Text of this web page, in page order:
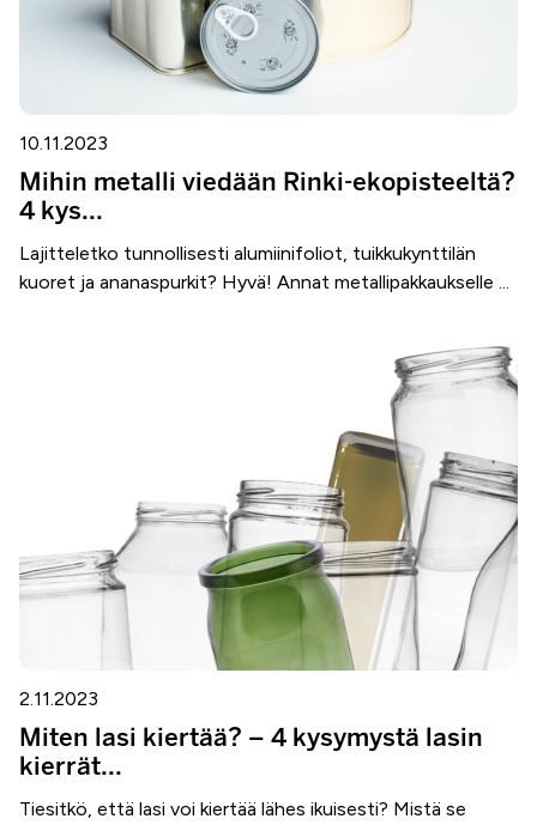
10.11.2023
Mihin metalli viedään Rinki-ekopisteeltä?
4 kys...
Lajitteletko tunnollisesti alumiinifoliot, tuikkukynttilän
kuoret ja ananaspurkit? Hyvä! Annat metallipakkaukselle ...
2.11.2023
Miten lasi kiertää? – 4 kysymystä lasin
kierrät...
Tiesitkö, että lasi voi kiertää lähes ikuisesti? Mistä se